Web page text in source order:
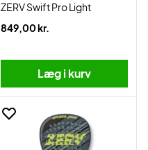
ZERV Swift Pro Light
849,00 kr.
Læg i kurv